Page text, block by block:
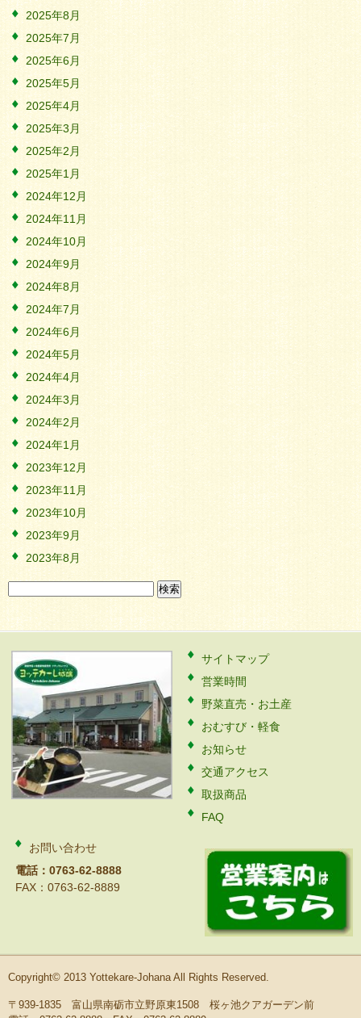
2025年8月
2025年7月
2025年6月
2025年5月
2025年4月
2025年3月
2025年2月
2025年1月
2024年12月
2024年11月
2024年10月
2024年9月
2024年8月
2024年7月
2024年6月
2024年5月
2024年4月
2024年3月
2024年2月
2024年1月
2023年12月
2023年11月
2023年10月
2023年9月
2023年8月
索:
サイトマップ
営業時間
野菜直売・お土産
おむすび・軽食
お知らせ
交通アクセス
取扱商品
FAQ
お問い合わせ
電話：0763-62-8888
FAX：0763-62-8889
Copyright© 2013 Yottekare-Johana All Rights Reserved.
〒939-1835 富山県南砺市立野原東1508 桜ヶ池クアガーデン前